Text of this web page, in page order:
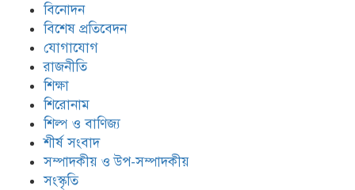
বিনোদন
বিশেষ প্রতিবেদন
যোগাযোগ
রাজনীতি
শিক্ষা
শিরোনাম
শিল্প ও বাণিজ্য
শীর্ষ সংবাদ
সম্পাদকীয় ও উপ-সম্পাদকীয়
সংস্কৃতি